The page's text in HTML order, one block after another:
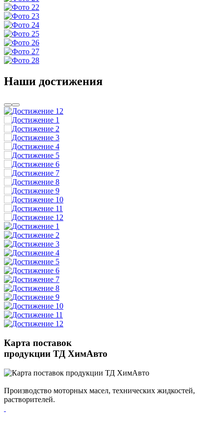
Наши достижения
Карта поставок
продукции ТД ХимАвто
Производство моторных масел, технических жидкостей,
растворителей.